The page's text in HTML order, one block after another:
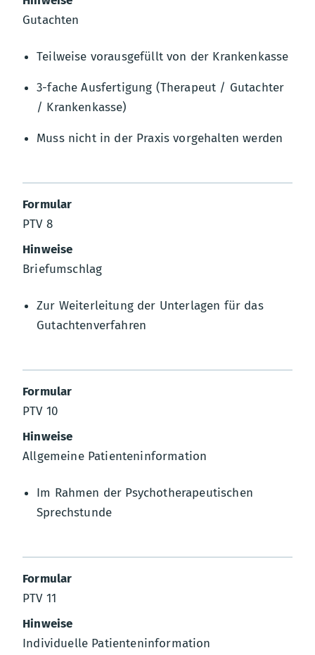
Gutachten
Teilweise vorausgefüllt von der Krankenkasse
3-fache Ausfertigung (Therapeut / Gutachter
/ Krankenkasse)
Muss nicht in der Praxis vorgehalten werden
PTV 8
Briefumschlag
Zur Weiterleitung der Unterlagen für das
Gutachtenverfahren
PTV 10
Allgemeine Patienteninformation
Im Rahmen der Psychotherapeutischen
Sprechstunde
PTV 11
Individuelle Patienteninformation